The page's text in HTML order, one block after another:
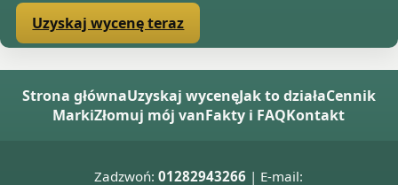
Uzyskaj wycenę teraz
Strona głównaUzyskaj wycenęJak to działaCennik
MarkiZłomuj mój vanFakty i FAQKontakt
Zadzwoń:01282943266 | E-mail: